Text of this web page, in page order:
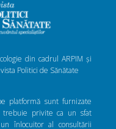
din cadrul ARPIM și
Politici de Sănătate
platformă sunt furnizate
trebuie privite ca un sfat
înlocuitor al consultării